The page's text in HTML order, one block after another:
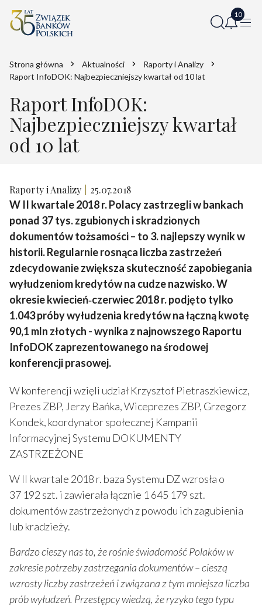
Strona główna Aktualności
Raporty i Analizy
Raport InfoDOK: Najbezpieczniejszy kwartał od 10 lat
Raport InfoDOK:
Najbezpieczniejszy kwartał
od 10 lat
Raporty i Analizy 25.07.2018
W II kwartale 2018 r. Polacy zastrzegli w bankach
ponad 37 tys. zgubionych i skradzionych
dokumentów tożsamości – to 3. najlepszy wynik w
historii. Regularnie rosnąca liczba zastrzeżeń
zdecydowanie zwiększa skuteczność zapobiegania
wyłudzeniom kredytów na cudze nazwisko. W
okresie kwiecień‐czerwiec 2018 r. podjęto tylko
1.043 próby wyłudzenia kredytów na łączną kwotę
90,1 mln złotych -wynika z najnowszego Raportu
InfoDOK zaprezentowanego na środowej
konferencji prasowej.
W konferencji wzięli udział Krzysztof Pietraszkiewicz,
Prezes ZBP, Jerzy Bańka, Wiceprezes ZBP, Grzegorz
Kondek, koordynator społecznej Kampanii
Informacyjnej Systemu DOKUMENTY
ZASTRZEŻONE
W II kwartale 2018 r. baza Systemu DZ wzrosła o
37 192 szt. i zawierała łącznie 1 645 179 szt.
dokumentów zastrzeżonych z powodu ich zagubienia
lub kradzieży.
Bardzo cieszy nas to, że rośnie świadomość Polaków w
zakresie potrzeby zastrzegania dokumentów – cieszą
wzrosty liczby zastrzeżeń i związana z tym mniejsza liczba
prób wyłudzeń. Przestępcy wiedzą, że ryzyko tego typu